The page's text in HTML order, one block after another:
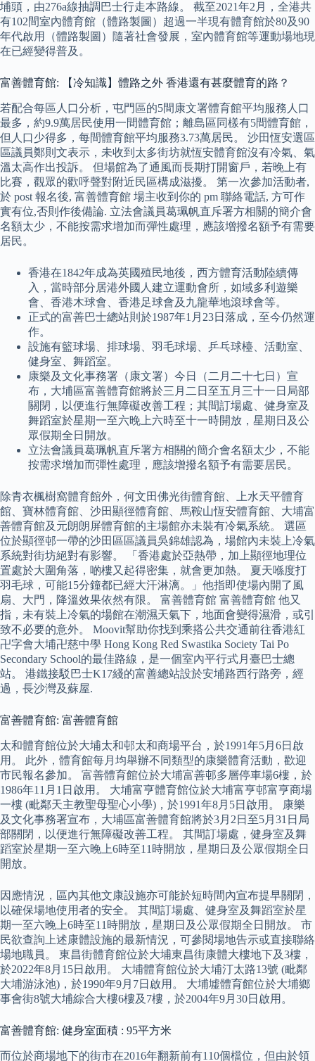
埔頭，由276a線抽調巴士行走本路線。 截至2021年2月，全港共
有102間室內體育館（體路製圖）超過一半現有體育館於80及90
年代啟用（體路製圖）隨著社會發展，室內體育館等運動場地現
在已經變得普及。
富善體育館: 【冷知識】體路之外 香港還有甚麼體育的路？
若配合每區人口分析，屯門區的5間康文署體育館平均服務人口
最多，約9.9萬居民使用一間體育館；離島區同樣有5間體育館，
但人口少得多，每間體育館平均服務3.73萬居民。 沙田恆安選區
區議員鄭則文表示，未收到太多街坊就恆安體育館沒有冷氣、氣
溫太高作出投訴。 但場館為了通風而長期打開窗戶，若晚上有
比賽，觀眾的歡呼聲對附近民區構成滋擾。 第一次參加活動者,
於 post 報名後, 富善體育館 場主收到你的 pm 聯絡電話, 方可作
實有位,否則作後備論. 立法會議員葛珮帆直斥署方相關的簡介會
名額太少，不能按需求增加而彈性處理，應該增撥名額予有需要
居民。
香港在1842年成為英國殖民地後，西方體育活動陸續傳
入，當時部分居港外國人建立運動會所，如域多利遊樂
會、香港木球會、香港足球會及九龍華地滾球會等。
正式的富善巴士總站則於1987年1月23日落成，至今仍然運
作。
設施有籃球場、排球場、羽毛球場、乒乓球檯、活動室、
健身室、舞蹈室。
康樂及文化事務署（康文署）今日（二月二十七日）宣
布，大埔區富善體育館將於三月二日至五月三十一日局部
關閉，以便進行無障礙改善工程；其間訂場處、健身室及
舞蹈室於星期一至六晚上六時至十一時開放，星期日及公
眾假期全日開放。
立法會議員葛珮帆直斥署方相關的簡介會名額太少，不能
按需求增加而彈性處理，應該增撥名額予有需要居民。
除青衣楓樹窩體育館外，何文田佛光街體育館、上水天平體育
館、寶林體育館、沙田顯徑體育館、馬鞍山恆安體育館、大埔富
善體育館及元朗朗屏體育館的主場館亦未裝有冷氣系統。 選區
位於顯徑邨一帶的沙田區區議員吳錦雄認為，場館內未裝上冷氣
系統對街坊絕對有影響。 「香港處於亞熱帶，加上顯徑地理位
置處於大圍角落，啲樓又起得密集，就會更加熱。 夏天喺度打
羽毛球，可能15分鐘都已經大汗淋漓。」他指即使場內開了風
扇、大門，降溫效果依然有限。 富善體育館 富善體育館 他又
指，未有裝上冷氣的場館在潮濕天氣下，地面會變得濕滑，或引
致不必要的意外。 Moovit幫助你找到乘搭公共交通前往香港紅
卍字會大埔卍慈中學 Hong Kong Red Swastika Society Tai Po
Secondary School的最佳路線，是一個室內平行式月臺巴士總
站。 港鐵接駁巴士K17綫的富善總站設於安埔路西行路旁，經
過，長沙灣及蘇屋.
富善體育館: 富善體育館
太和體育館位於大埔太和邨太和商場平台，於1991年5月6日啟
用。 此外，體育館每月均舉辦不同類型的康樂體育活動，歡迎
市民報名參加。 富善體育館位於大埔富善邨多層停車場6樓，於
1986年11月1日啟用。 大埔富亨體育館位於大埔富亨邨富亨商場
一樓 (毗鄰天主教聖母聖心小學)，於1991年8月5日啟用。 康樂
及文化事務署宣布，大埔區富善體育館將於3月2日至5月31日局
部關閉，以便進行無障礙改善工程。 其間訂場處，健身室及舞
蹈室於星期一至六晚上6時至11時開放，星期日及公眾假期全日
開放。
因應情況，區內其他文康設施亦可能於短時間內宣布提早關閉，
以確保場地使用者的安全。 其間訂場處、健身室及舞蹈室於星
期一至六晚上6時至11時開放，星期日及公眾假期全日開放。 市
民欲查詢上述康體設施的最新情況，可參閱場地告示或直接聯絡
場地職員。 東昌街體育館位於大埔東昌街康體大樓地下及3樓，
於2022年8月15日啟用。 大埔體育館位於大埔汀太路13號 (毗鄰
大埔游泳池)，於1990年9月7日啟用。 大埔墟體育館位於大埔鄉
事會街8號大埔綜合大樓6樓及7樓，於2004年9月30日啟用。
富善體育館: 健身室面積 : 95平方米
而位於商場地下的街市在2016年翻新前有110個檔位，但由於領